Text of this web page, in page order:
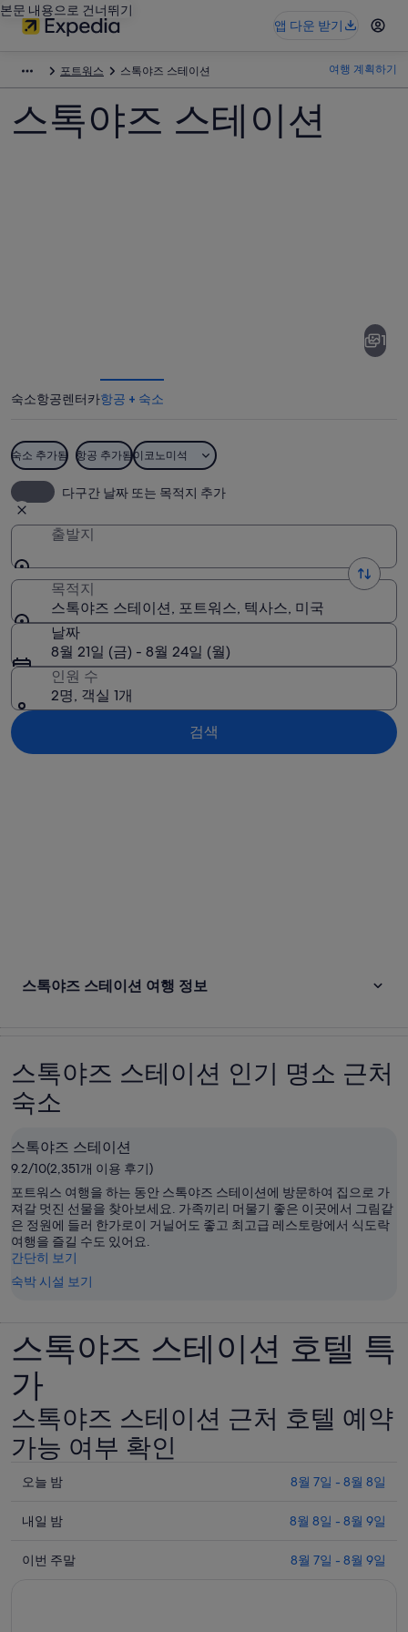
본문 내용으로 건너뛰기
앱 다운 받기
포트워스 스톡야즈 스테이션 여행 계획하기
스톡야즈 스테이션
스
이
션
사
진
1
숙소항공렌터카항공 + 숙소
숙소 추가됨 항공 추가됨이코노미석
다구간 날짜 또는 목적지 추가
출발지
목적지
스톡야즈 스테이션, 포트워스, 텍사스, 미국
날짜
8월 21일 (금) - 8월 24일 (월)
인원 수
2명, 객실 1개
검색
스톡야즈 스테이션 여행 정보
스톡야즈 스테이션 인기 명소 근처
숙소
스톡야즈 스테이션
9.2/10(2,351개 이용 후기)
포트워스 여행을 하는 동안 스톡야즈 스테이션에 방문하여 집으로 가
져갈 멋진 선물을 찾아보세요. 가족끼리 머물기 좋은 이곳에서 그림같
은 정원에 들러 한가로이 거닐어도 좋고 최고급 레스토랑에서 식도락
여행을 즐길 수도 있어요.
간단히 보기
숙박 시설 보기
스톡야즈 스테이션 호텔 특
가
스톡야즈 스테이션 근처 호텔 예약
가능 여부 확인
오
밤
월
오늘 밤 8월 7일 - 8월 8일
내
밤
내일 밤 8월 8일 - 8월 9일
이
이번 주말 8월 7일 - 8월 9일